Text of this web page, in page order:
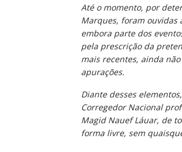
Até o momento, por
Marques, foram ouvidas
embora parte dos
pela prescrição da
mais recentes, ainda
apurações.
Diante desses
Corregedor Nacional
Magid Nauef Láuar, de
forma livre, sem